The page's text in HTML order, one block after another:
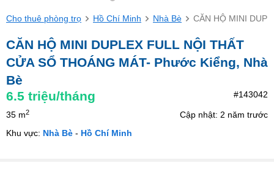
Cho thuê phòng trọ Hồ Chí Minh Nhà Bè CĂN HỘ MINI
CĂN HỘ MINI DUPLEX FULL NỘI THẤT
CỬA SỔ THOÁNG MÁT- Phước Kiểng, Nhà
Bè
6.5 triệu/tháng #143042
35 m2
Cập nhật: 2 năm trước
Khu vực: Nhà Bè - Hồ Chí Minh